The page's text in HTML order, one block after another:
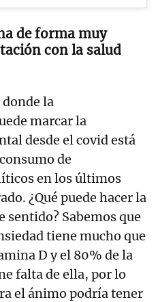
de forma muy
con la salud
donde la
marcar la
desde el covid está
de
en los últimos
¿Qué puede hacer la
sentido? Sabemos que
tiene mucho que
D y el 80% de la
falta de ella, por lo
el ánimo podría tener